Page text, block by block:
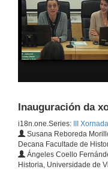
Inauguración da
i18n.one.Series:
III
Susana Reboreda
Decana Facultade de
Ángeles Coello
Historia, Universidade de